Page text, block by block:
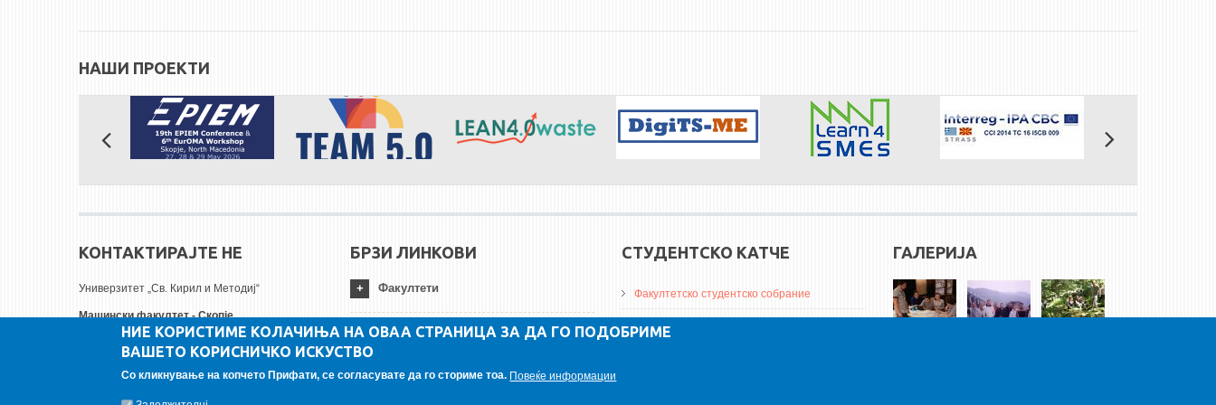
НАШИ ПРОЕКТИ
КОНТАКТИРАЈТЕ НЕ
Универзитет „Св. Кирил и Методиј“
Машински факултет - Скопје
Руѓер Бошковиќ бр.18
1000 Скопје, Република Северна Македонија
+ 389 2 3099-200
БРЗИ ЛИНКОВИ
Факултети
Универзитети
Институции
СТУДЕНТСКО КАТЧЕ
Факултетско студентско собрание
ДА Винчи магазин
ГАЛЕРИЈА
НИЕ КОРИСТИМЕ КОЛАЧИЊА НА ОВАА СТРАНИЦА ЗА ДА ГО ПОДОБРИМЕ
ВАШЕТО КОРИСНИЧКО ИСКУСТВО
Со кликнување на копчето Прифати, се согласувате да го сториме тоа. Повеќе информации